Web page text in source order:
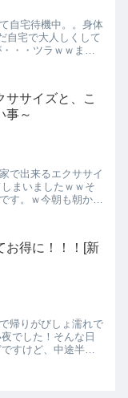
自宅待機中。。身体
自宅で大人しくして
・・ツラｗｗま
ササイズと、こ
事～
で出来るエクササイ
まいましたｗｗそ
す。ｗ今朝も朝から
お得に！！！[新
帰りがびしょ濡れで
でした！そんな日
すけど、中途半端